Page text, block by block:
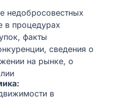
недобросовестных
в процедурах
факты
сведения о
на рынке, о
в